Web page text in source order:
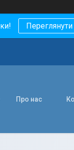
Переглянути
Про нас